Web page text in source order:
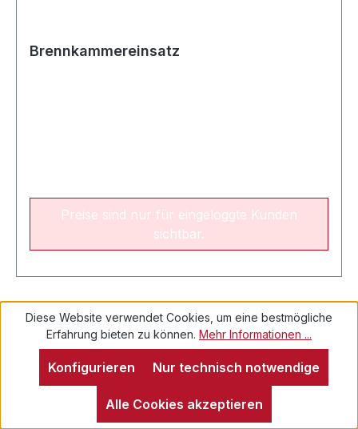
Brennkammereinsatz
Preise sind nur für eingeloggte Kunden
sichtbar.
Diese Website verwendet Cookies, um eine bestmögliche
Erfahrung bieten zu können. Mehr Informationen ...
Nur technisch notwendige
Konfigurieren
Alle Cookies akzeptieren